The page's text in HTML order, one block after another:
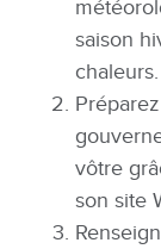
saison
chaleurs.
vôtre
son site